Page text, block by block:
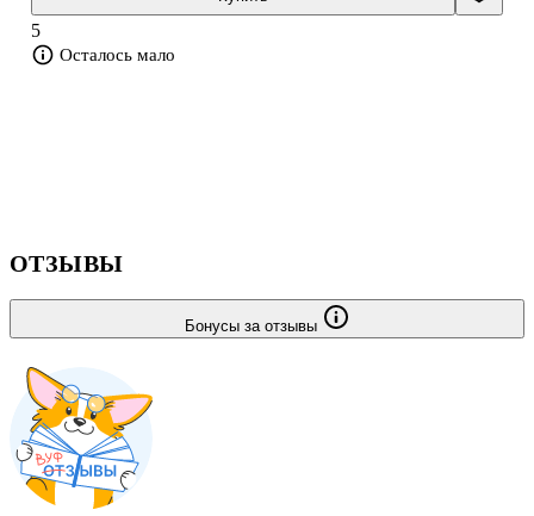
В книгу вошли две истории, посвящённые поэтам-вампирам:
5
Осталось мало
ОТЗЫВЫ
Бонусы за отзывы